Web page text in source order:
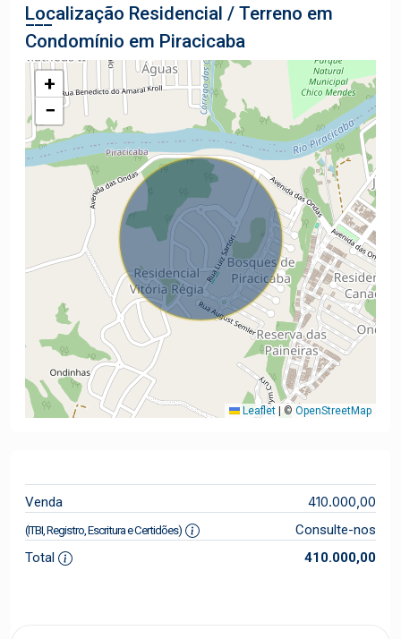
Localização Residencial / Terreno em
Condomínio em Piracicaba
+
−
Leaflet © OpenStreetMap
Venda 410.000,00
(ITBI, Registro, Escritura e Certidões)
Consulte-nos
Total
410.000,00